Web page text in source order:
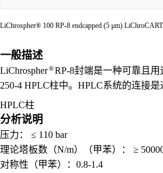
LiChrospher® 100 RP-8 endcapped (5 μm)
一般描述
LiChrospher®RP-8封端是一种可靠且
250-4 HPLC柱中。HPLC系统的连接
HPLC柱
分析说明
压力： ≤ 110 bar
理论塔板数（N/m）（甲苯）： ≥
对称性（甲苯）：0.8-1.4